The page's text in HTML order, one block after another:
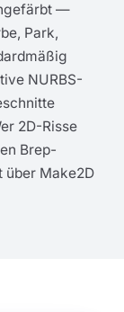
—
Park,
NURBS-
2D-Risse
Brep-
über Make2D